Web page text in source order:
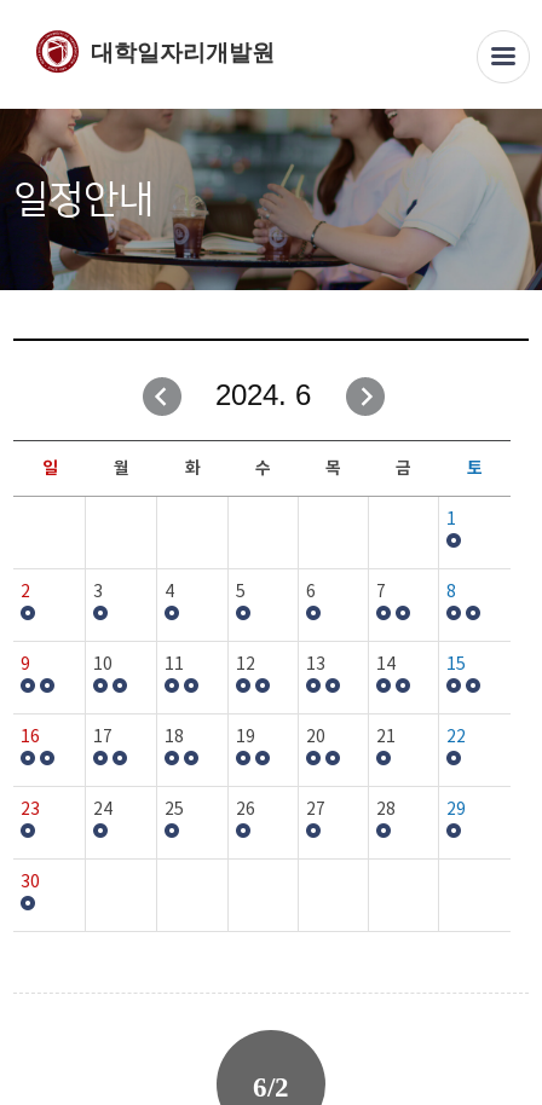
대학일자리개발원
일정안내
2024. 6
일 월 화 수 목 금 토
1
2 3 4 5 6 7 8
9 10 11 12 13 14 15
16 17 18 19 20 21 22
23 24 25 26 27 28 29
30
6/2